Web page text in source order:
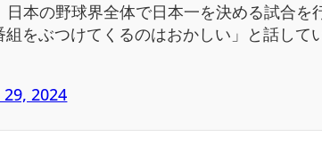
本の野球界全体で日本一を決める試合を
をぶつけてくるのはおかしい」と話してい
2024